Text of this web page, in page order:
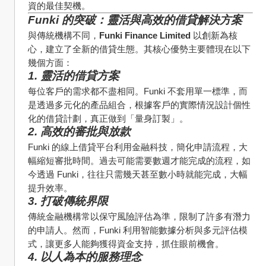
資的最佳契機。
Funki 的突破：靈活與高效的借貸解決方案
與傳統機構不同， Funki Finance Limited 以創新為核
心，建立了全新的借貸生態。其核心優勢主要體現在以下
幾個方面：
1. 靈活的借貸方案
每位客戶的需求都不盡相同。Funki 不套用單一標準，而
是透過多元化的產品組合，根據客戶的實際情況設計個性
化的借貸計劃，真正做到「量身訂製」。
2. 高效的審批與放款
Funki 的線上借貸平台利用金融科技，簡化申請流程，大
幅縮短審批時間。過去可能需要數週才能完成的流程，如
今透過 Funki，往往只需幾天甚至數小時就能完成，大幅
提升效率。
3. 打破傳統界限
傳統金融機構常以保守風險評估為準，限制了許多有潛力
的申請人。然而，Funki 利用智能數據分析與多元評估模
式，讓更多人能夠獲得資金支持，抓住眼前機會。
4. 以人為本的服務理念